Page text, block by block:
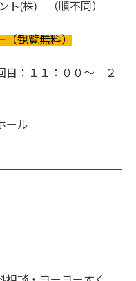
ト(株) （順不同）
観覧無料）
：１１：００～ ２
ール